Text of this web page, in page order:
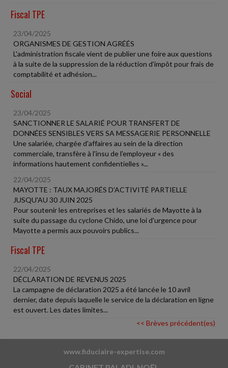
Fiscal TPE
23/04/2025
ORGANISMES DE GESTION AGRÉÉS
L'administration fiscale vient de publier une foire aux questions
à la suite de la suppression de la réduction d'impôt pour frais de
comptabilité et adhésion...
Social
23/04/2025
SANCTIONNER LE SALARIÉ POUR TRANSFERT DE
DONNÉES SENSIBLES VERS SA MESSAGERIE PERSONNELLE
Une salariée, chargée d'affaires au sein de la direction
commerciale, transfère à l'insu de l'employeur « des
informations hautement confidentielles »...
22/04/2025
MAYOTTE : TAUX MAJORÉS D'ACTIVITÉ PARTIELLE
JUSQU'AU 30 JUIN 2025
Pour soutenir les entreprises et les salariés de Mayotte à la
suite du passage du cyclone Chido, une loi d'urgence pour
Mayotte a permis aux pouvoirs publics...
Fiscal TPE
22/04/2025
DÉCLARATION DE REVENUS 2025
La campagne de déclaration 2025 a été lancée le 10 avril
dernier, date depuis laquelle le service de la déclaration en ligne
est ouvert. Les dates limites...
<< Brèves précédent(es)
www.fiduciaire-expertise.com